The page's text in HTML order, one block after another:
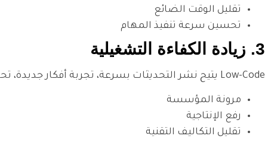
تقليل الوقت الضائع
تحسين سرعة تنفيذ المهام
3. زيادة الكفاءة التشغيلية
Low-Code يتيح نشر التحديثات بسرعة، تجربة أفكار جديدة، تحسين النماذج، وتطوير وظائف متقدمة بدون الحاجة لأسابيع من البرمجة. هذا يعزز:
مرونة المؤسسة
رفع الإنتاجية
تقليل التكاليف التقنية